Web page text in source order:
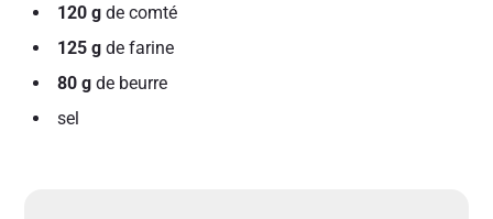
120 g de comté
125 g de farine
80 g de beurre
sel